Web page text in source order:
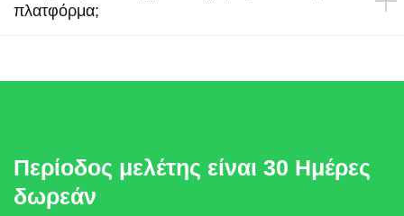
πλατφόρμα;
Περίοδος μελέτης είναι 30 Ημέρες
δωρεάν